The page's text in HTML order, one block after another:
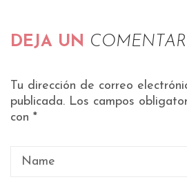
DEJA UN
Tu dirección de correo
publicada. Los campos
con *